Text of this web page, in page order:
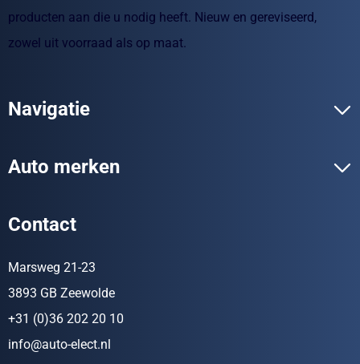
producten aan die u nodig heeft. Nieuw en gereviseerd,
zowel uit voorraad als op maat.
Navigatie
Auto merken
Contact
Marsweg 21-23
3893 GB Zeewolde
+31 (0)36 202 20 10
info@auto-elect.nl